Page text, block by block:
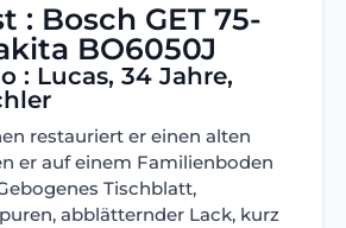
: Bosch GET 75-
BO6050J
: Lucas, 34 Jahre,
restauriert er einen alten
er auf einem Familienboden
Tischblatt,
abblätternder Lack, kurz